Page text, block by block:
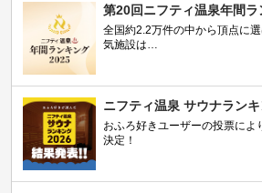
第20回ニフティ温泉年間
全国約2.2万件の中から頂点に
気施設は…
ニフティ温泉 サウナラン
おふろ好きユーザーの投票によ
決定！